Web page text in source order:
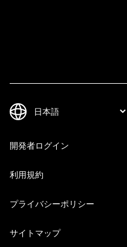
開発者ログイン
利用規約
プライバシーポリシー
サイトマップ